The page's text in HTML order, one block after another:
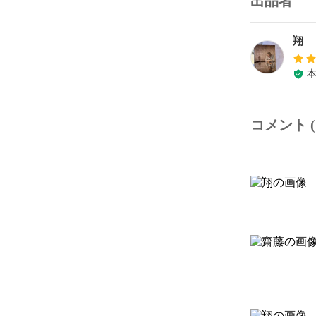
翔
コメント